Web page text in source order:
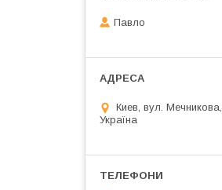
Павло
Киев, вул. Мечникова,
Україна